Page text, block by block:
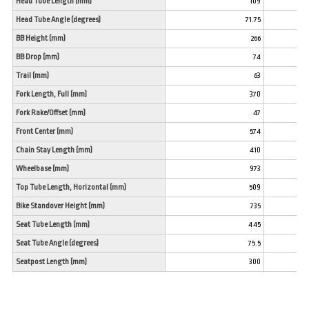
Head Tube Angle (degrees) 71.75
BB Height (mm) 266
BB Drop (mm) 74
Trail (mm) 63
Fork Length, Full (mm) 370
Fork Rake/Offset (mm) 47
Front Center (mm) 574
Chain Stay Length (mm) 410
Wheelbase (mm) 973
Top Tube Length, Horizontal (mm) 509
Bike Standover Height (mm) 735
Seat Tube Length (mm) 445
Seat Tube Angle (degrees) 75.5
Seatpost Length (mm) 300